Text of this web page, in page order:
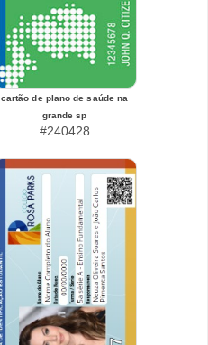
cartão de plano de saúde na
grande sp
#240428